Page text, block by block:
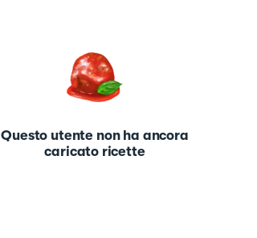
Questo utente non ha ancora
caricato ricette